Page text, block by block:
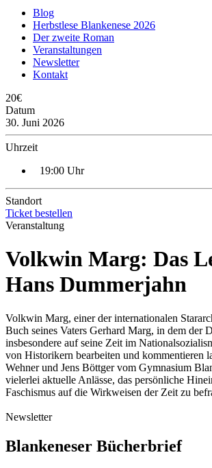
Blog
Herbstlese Blankenese 2026
Der zweite Roman
Veranstaltungen
Newsletter
Kontakt
20€
Datum
30. Juni 2026
Uhrzeit
19:00 Uhr
Standort
Ticket bestellen
Veranstaltung
Volkwin Marg: Das
Hans Dummerjahn
Volkwin Marg, einer der internationalen
Buch seines Vaters Gerhard Marg, in dem der
insbesondere auf seine Zeit im
von Historikern bearbeiten und kommentieren
Wehner und Jens Böttger vom Gymnasium
vielerlei aktuelle Anlässe, das persönliche
Faschismus auf die Wirkweisen der Zeit zu
Newsletter
Blankeneser Bücherbrief